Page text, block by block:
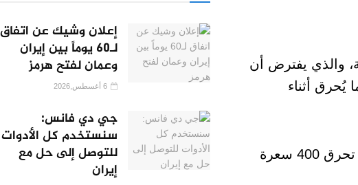
والذي يفترض أن
يُحرق أثناء
بمعنى آخر، إذا كان الجسم يستهلك 2000 سعرة حرارية يوميًا، ثم مارس الشخص رياضة تحرق 400 سعرة
إعلان وشيك عن اتفاق
لـ60 يوماً بين إيران
وعمان لفتح هرمز
جي دي فانس:
سنستخدم كل الأدوات
للتوصل إلى حل مع
إيران